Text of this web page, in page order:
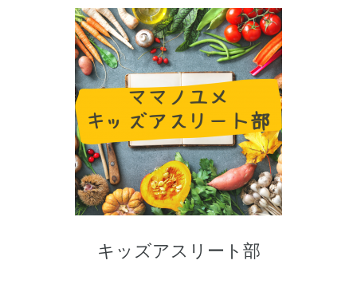
キッズアスリート部